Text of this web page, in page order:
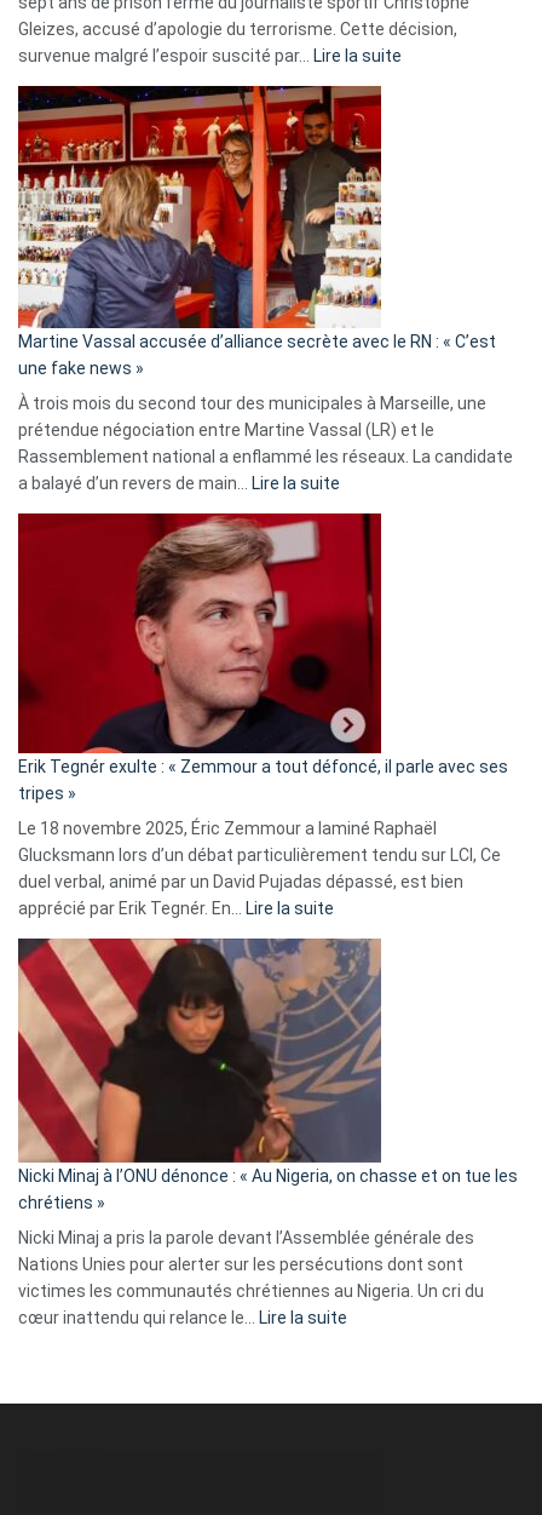
Gleizes, accusé d’apologie du terrorisme. Cette décision,
survenue malgré l’espoir suscité par… Lire la suite
Algérie
Martine Vassal accusée d’alliance secrète avec le RN : « C’est
une fake news »
À trois mois du second tour des municipales à Marseille, une
prétendue négociation entre Martine Vassal (LR) et le
Rassemblement national a enflammé les réseaux. La candidate
a balayé d’un revers de main… Lire la suite
Martine
Vassal
d’alliance
secrète
«
C’est
fake
news
»
Erik Tegnér exulte : « Zemmour a tout défoncé, il parle avec ses
tripes »
Le 18 novembre 2025, Éric Zemmour a laminé Raphaël
Glucksmann lors d’un débat particulièrement tendu sur LCI, Ce
duel verbal, animé par un David Pujadas dépassé, est bien
apprécié par Erik Tegnér. En… Lire la suite
Erik
Tegnér
exulte
:
« Zemmour
a
tout
parle
ses
tripes »
Nicki Minaj à l’ONU dénonce : « Au Nigeria, on chasse et on tue les
chrétiens »
Nicki Minaj a pris la parole devant l’Assemblée générale des
Nations Unies pour alerter sur les persécutions dont sont
victimes les communautés chrétiennes au Nigeria. Un cri du
cœur inattendu qui relance le… Lire la suite